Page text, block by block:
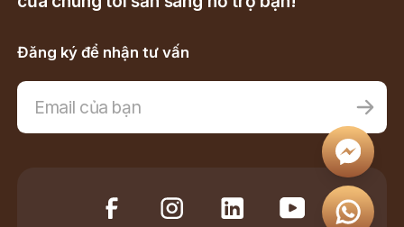
Đăng ký để nhận tư vấn